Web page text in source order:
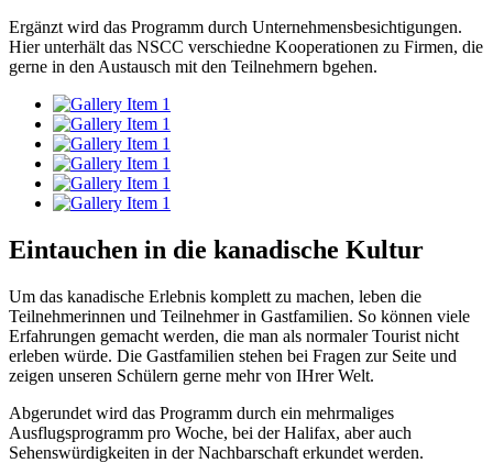
Ergänzt wird das Programm durch Unternehmensbesichtigungen.
Hier unterhält das NSCC verschiedne Kooperationen zu Firmen, die
gerne in den Austausch mit den Teilnehmern bgehen.
Eintauchen in die kanadische Kultur
Um das kanadische Erlebnis komplett zu machen, leben die
Teilnehmerinnen und Teilnehmer in Gastfamilien. So können viele
Erfahrungen gemacht werden, die man als normaler Tourist nicht
erleben würde. Die Gastfamilien stehen bei Fragen zur Seite und
zeigen unseren Schülern gerne mehr von IHrer Welt.
Abgerundet wird das Programm durch ein mehrmaliges
Ausflugsprogramm pro Woche, bei der Halifax, aber auch
Sehenswürdigkeiten in der Nachbarschaft erkundet werden.